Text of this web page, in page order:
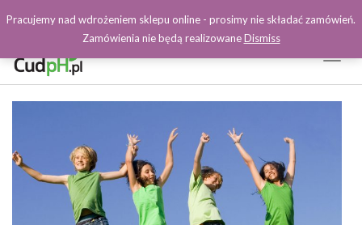
Facebook
Pracujemy nad wdrożeniem sklepu online - prosimy nie składać zamówień.
Zamówienia nie będą realizowaneDismiss